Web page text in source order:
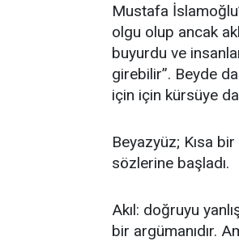
Mustafa
olgu olup ancak
buyurdu ve
girebilir”. Beyde
için için kürsüye
Beyazyüz; Kısa
sözlerine başladı.
Akıl: doğruyu
bir argümanıdır.